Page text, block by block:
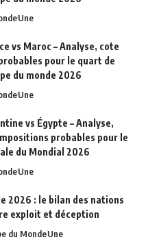
Une
vs Maroc – Analyse, cote
pour le quart de
du monde 2026
Une
vs Égypte – Analyse,
probables pour le
du Mondial 2026
Une
2026 : le bilan des nations
exploit et déception
du MondeUne